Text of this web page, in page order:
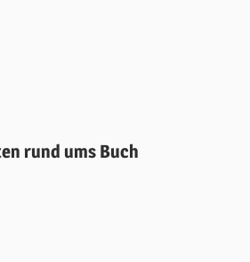
rund ums Buch